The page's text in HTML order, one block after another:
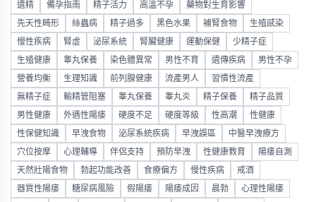
遺精 備孕指南 精子活力 高溫不孕 藥物對生育影響
先天性畸形 絲蟲病 精子過多 黑色水果 補腎食物 生殖感染
慢性疾病 腎虛 泌尿系統 腎臟健康 運動保健 少精子症
生殖健康 睾丸保養 染色體異常 男性不育 遺傳疾病 男性不孕
營養均衡 生理知識 前列腺健康 流產男人 習慣性流產
無精子症 輸精管阻塞 睾丸保養 睾丸炎 精子保養 精子品質
男性健康 外遇性陽痿 硬度不足 硬度等級 性高潮 性健康
性保健知識 早洩食物 泌尿系統疾病 早洩誤區 中醫早洩療方
穴位按摩 心理輔導 伴侶支持 預防早洩 性健康教育 陽痿自測
天然壯陽食物 勃起功能改善 食療偏方 慢性疾病 戒酒
器質性陽痿 糖尿病風險 假陽痿 陽痿成因 晨勃 心理性陽痿